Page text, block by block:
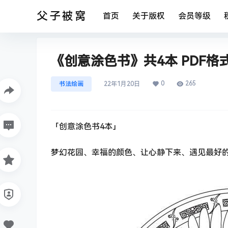
父子被窝 首页 关于版权 会员等级
《创意涂色书》共4本 PDF格
书法绘画 22年1月20日 0 265
「创意涂色书4本」
梦幻花园、幸福的颜色、让心静下来、遇见最好